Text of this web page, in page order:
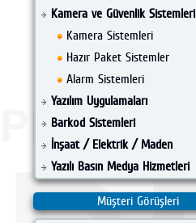
Kamera ve Güvenlik Sistemleri
Kamera Sistemleri
Hazır Paket Sistemler
Alarm Sistemleri
Yazılım Uygulamaları
Barkod Sistemleri
İnşaat / Elektrik / Maden
Yazılı Basın Medya Hizmetleri
Müşteri Görüşleri